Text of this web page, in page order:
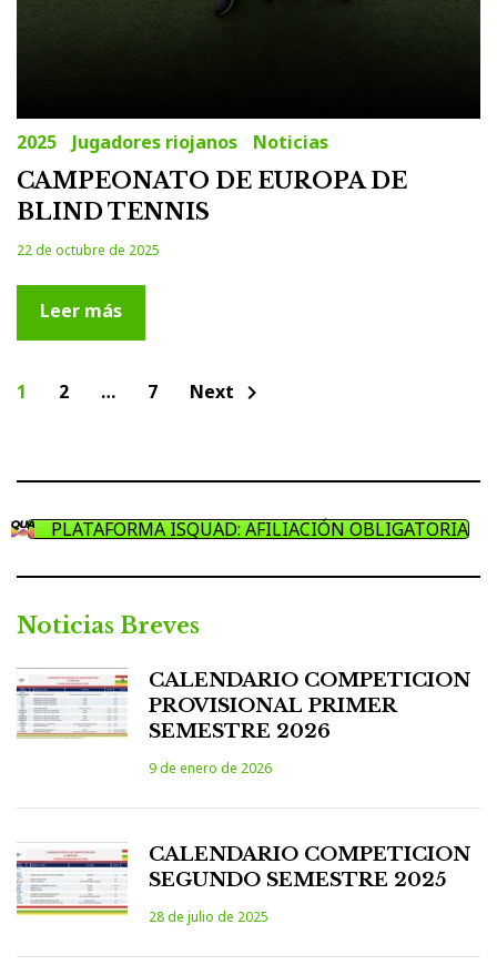
2025 Jugadores riojanos Noticias
CAMPEONATO DE EUROPA DE
BLIND TENNIS
22 de octubre de 2025
Leer más
Paginación
1 2 … 7 Next chevron_right
PLATAFORMA ISQUAD: AFILIACIÓN OBLIGATORIA
Noticias Breves
CALENDARIO COMPETICION
PROVISIONAL PRIMER
SEMESTRE 2026
9 de enero de 2026
CALENDARIO COMPETICION
SEGUNDO SEMESTRE 2025
28 de julio de 2025